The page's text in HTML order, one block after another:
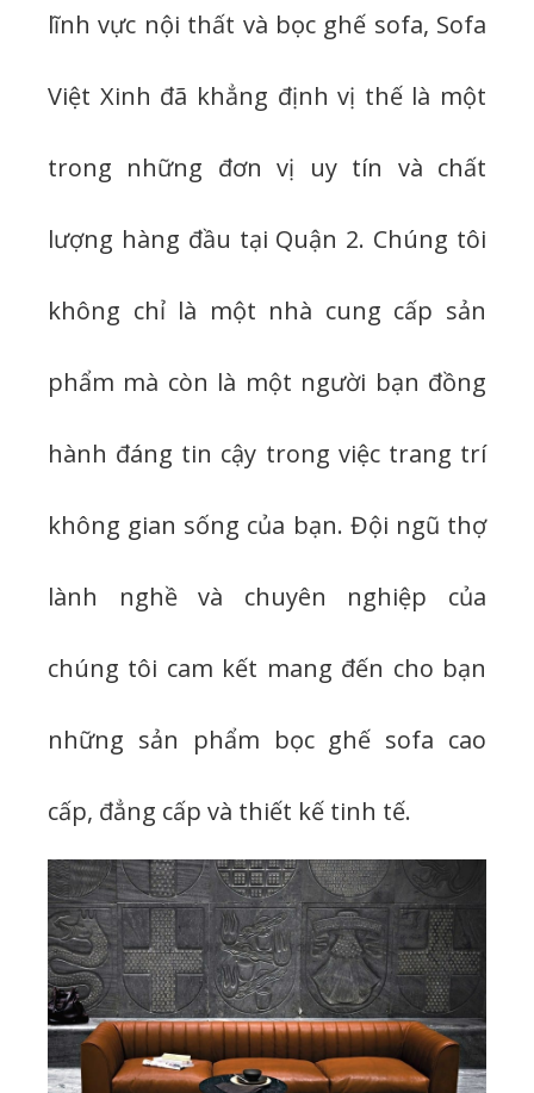
lĩnh vực nội thất và bọc ghế sofa, Sofa
Việt Xinh đã khẳng định vị thế là một
trong những đơn vị uy tín và chất
lượng hàng đầu tại Quận 2. Chúng tôi
không chỉ là một nhà cung cấp sản
phẩm mà còn là một người bạn đồng
hành đáng tin cậy trong việc trang trí
không gian sống của bạn. Đội ngũ thợ
lành nghề và chuyên nghiệp của
chúng tôi cam kết mang đến cho bạn
những sản phẩm bọc ghế sofa cao
cấp, đẳng cấp và thiết kế tinh tế.